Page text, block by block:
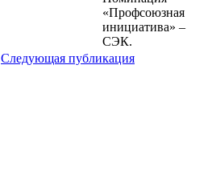
«Профсоюзная
инициатива» –
СЭК.
Следующая публикация